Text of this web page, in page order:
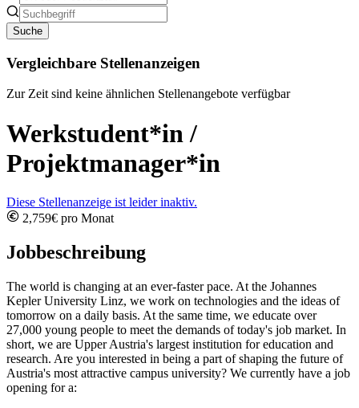
Suche
Vergleichbare Stellenanzeigen
Zur Zeit sind keine ähnlichen Stellenangebote verfügbar
Werkstudent*in /
Projektmanager*in
Diese Stellenanzeige ist leider inaktiv.
2,759€ pro Monat
Jobbeschreibung
The world is changing at an ever-faster pace. At the Johannes
Kepler University Linz, we work on technologies and the ideas of
tomorrow on a daily basis. At the same time, we educate over
27,000 young people to meet the demands of today's job market. In
short, we are Upper Austria's largest institution for education and
research. Are you interested in being a part of shaping the future of
Austria's most attractive campus university? We currently have a job
opening for a: